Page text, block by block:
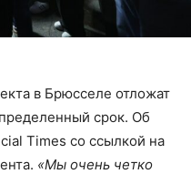
в Брюсселе отложат
срок. Об
Times со ссылкой на
«Мы очень четко